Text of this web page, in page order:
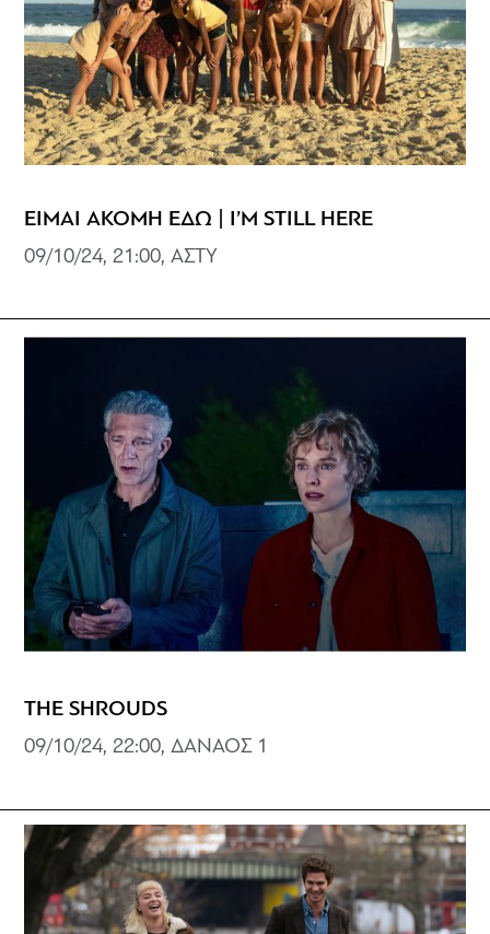
ΕΙΜΑΙ ΑΚΟΜΗ ΕΔΩ | I’M STILL HERE
09/10/24, 21:00, ΑΣΤΥ
THE SHROUDS
09/10/24, 22:00, ΔΑΝΑΟΣ 1